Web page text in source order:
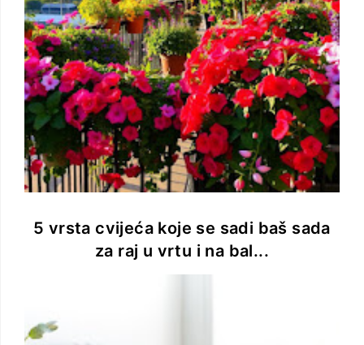
5 vrsta cvijeća koje se sadi baš sada
za raj u vrtu i na bal...